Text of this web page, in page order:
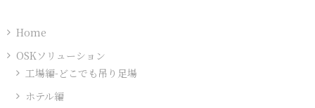
記
数
Home
OSKソリューション
工場編-どこでも吊り足場
ホテル編